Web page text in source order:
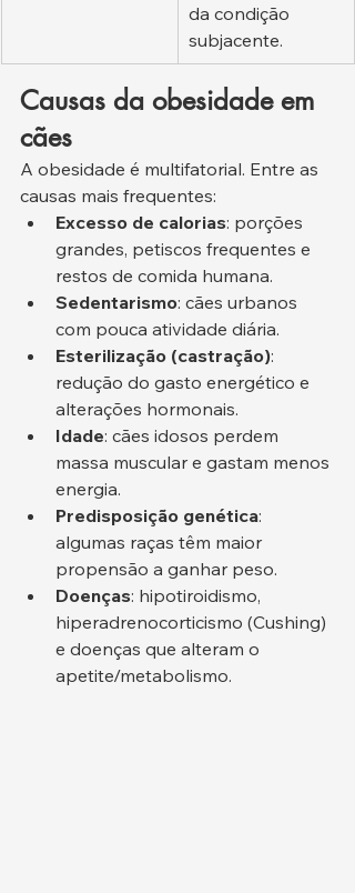
da condição
subjacente.
Causas da obesidade em
cães
A obesidade é multifatorial. Entre as
causas mais frequentes:
Excesso de calorias: porções
grandes, petiscos frequentes e
restos de comida humana.
Sedentarismo: cães urbanos
com pouca atividade diária.
Esterilização (castração):
redução do gasto energético e
alterações hormonais.
Idade: cães idosos perdem
massa muscular e gastam menos
energia.
Predisposição genética:
algumas raças têm maior
propensão a ganhar peso.
Doenças: hipotiroidismo,
hiperadrenocorticismo (Cushing)
e doenças que alteram o
apetite/metabolismo.